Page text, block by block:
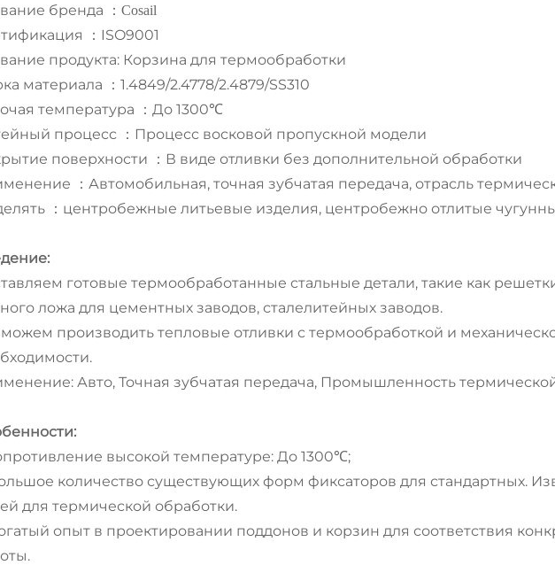
бренда
： Cosail
： ISO9001
продукта: Корзина для термообработки
материала
： 1.4849/2.4778/2.4879/SS310
температура
： До 1300℃
процесс
： Процесс восковой пропускной модели
поверхности
： В виде отливки без дополнительной обработки
： Автомобильная, точная зубчатая передача, отрасль
： центробежные литьевые изделия, центробежно отлитые
готовые термообработанные стальные детали, такие как
ложа для цементных заводов, сталелитейных заводов.
производить тепловые отливки с термообработкой и
Авто, Точная зубчатая передача, Промышленность
высокой температуре: До 1300℃;
количество существующих форм фиксаторов для стандартных.
для термической обработки.
опыт в проектировании поддонов и корзин для соответствия